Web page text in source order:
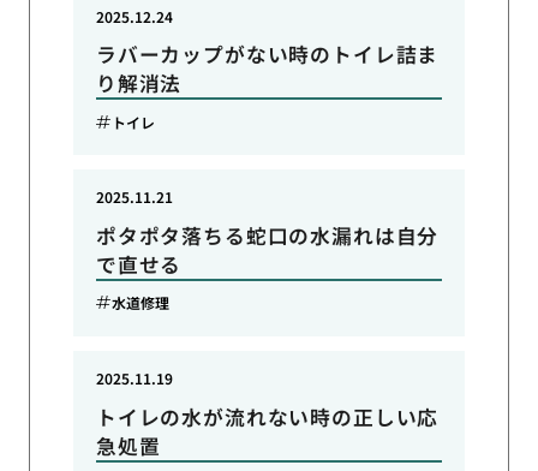
ラバーカップがない時のトイレ詰ま
り解消法
2025.12.24
トイレ
ポタポタ落ちる蛇口の水漏れは自分
で直せる
2025.11.21
水道修理
トイレの水が流れない時の正しい応
急処置
2025.11.19